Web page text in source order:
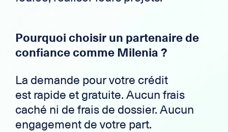
Pourquoi choisir un partenaire de
confiance comme Milenia ?
La demande pour votre crédit
est rapide et gratuite. Aucun frais
caché ni de frais de dossier. Aucun
engagement de votre part.